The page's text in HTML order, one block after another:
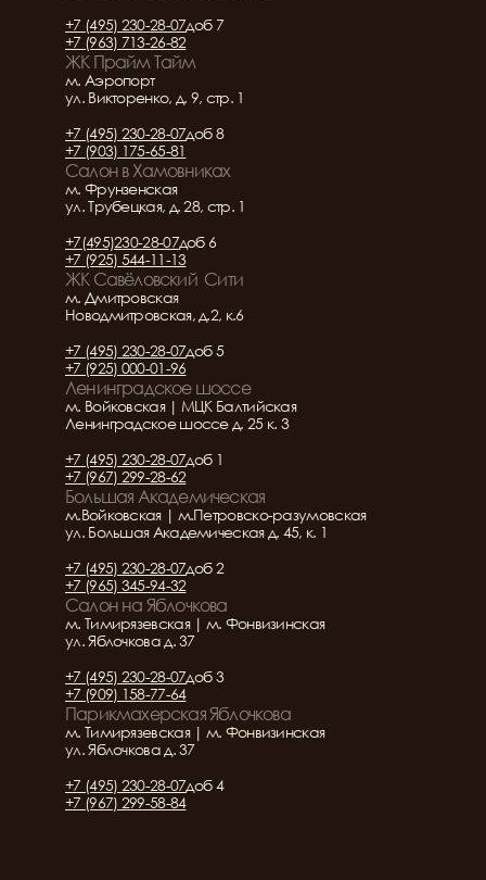
+7 (495) 230-28-07доб 7
+7 (963) 713-26-82
ЖК Прайм Тайм
м. Аэропорт
ул. Викторенко, д. 9, стр. 1
+7 (495) 230-28-07доб 8
+7 (903) 175-65-81
Салон в Хамовниках
м. Фрунзенская
ул. Трубецкая, д. 28, стр. 1
+7(495)230-28-07доб 6
+7 (925) 544-11-13
ЖК Савёловский  Сити
м. Дмитровская
Новодмитровская, д.2, к.6
+7 (495) 230-28-07доб 5
+7 (925) 000-01-96
Ленинградское шоссе
м. Войковская | МЦК Балтийская
Ленинградское шоссе д. 25 к. 3
+7 (495) 230-28-07доб 1
+7 (967) 299-28-62
Большая Академическая
м.Войковская | м.Петровско-разумовская
ул. Большая Академическая д. 45, к. 1
+7 (495) 230-28-07доб 2
+7 (965) 345-94-32
Салон на Яблочкова
м. Тимирязевская | м. Фонвизинская
ул. Яблочкова д. 37
+7 (495) 230-28-07доб 3
+7 (909) 158-77-64
Парикмахерская Яблочкова
м. Тимирязевская | м. Фонвизинская
ул. Яблочкова д. 37
+7 (495) 230-28-07доб 4
+7 (967) 299-58-84